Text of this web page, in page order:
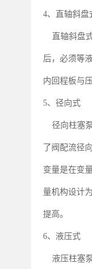
4、直轴斜盘
直轴斜盘
后，必须等
内回程板与
5、径向式
径向柱塞
了阀配流径
变量是在变
量机构设计
提高。
6、液压式
液压柱塞